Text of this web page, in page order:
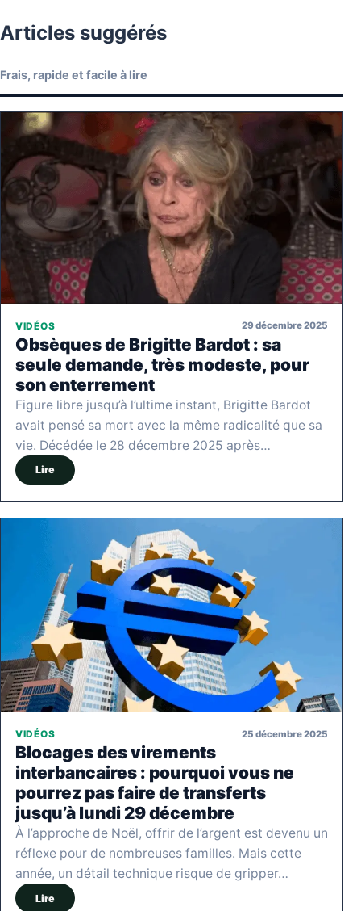
Articles suggérés
Frais, rapide et facile à lire
VIDÉOS 29 décembre 2025
Obsèques de Brigitte Bardot : sa
seule demande, très modeste, pour
son enterrement
Figure libre jusqu’à l’ultime instant, Brigitte Bardot
avait pensé sa mort avec la même radicalité que sa
vie. Décédée le 28 décembre 2025 après…
Lire
VIDÉOS 25 décembre 2025
Blocages des virements
interbancaires : pourquoi vous ne
pourrez pas faire de transferts
jusqu’à lundi 29 décembre
À l’approche de Noël, offrir de l’argent est devenu un
réflexe pour de nombreuses familles. Mais cette
année, un détail technique risque de gripper…
Lire